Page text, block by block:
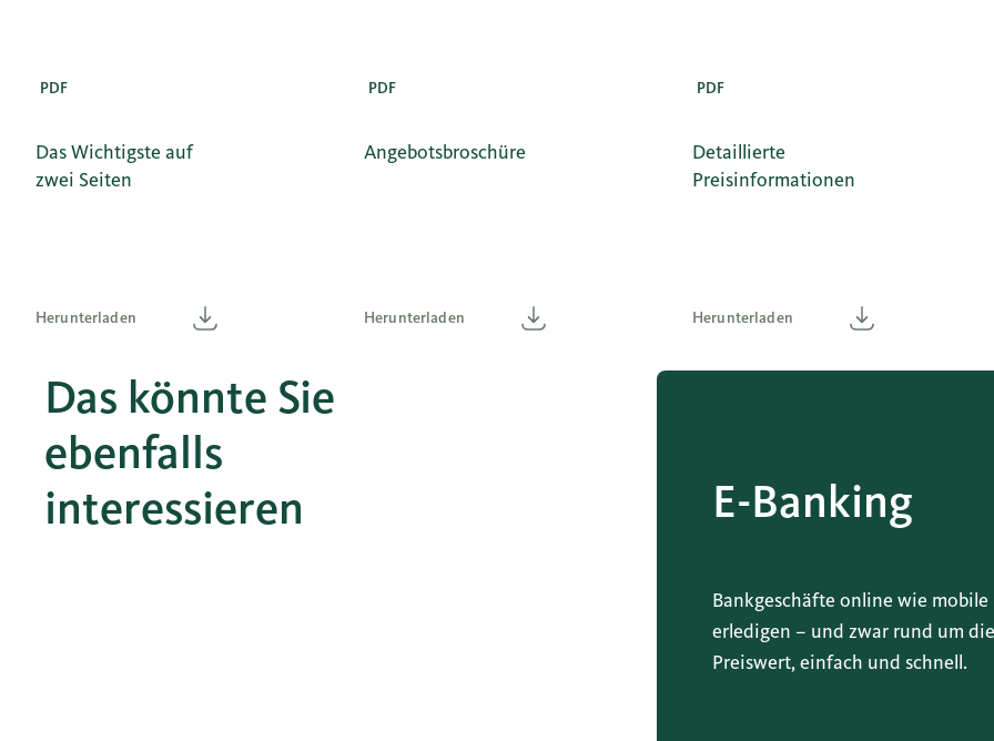
PDF
Das Wichtigste auf
zwei Seiten
Herunterladen
PDF
Angebotsbroschüre
Herunterladen
PDF
Detaillierte
Preisinformationen
Herunterladen
Das könnte Sie
ebenfalls
interessieren
E-Banking
Bankgeschäfte online wie mobile
erledigen – und zwar rund um
Preiswert, einfach und schnell.